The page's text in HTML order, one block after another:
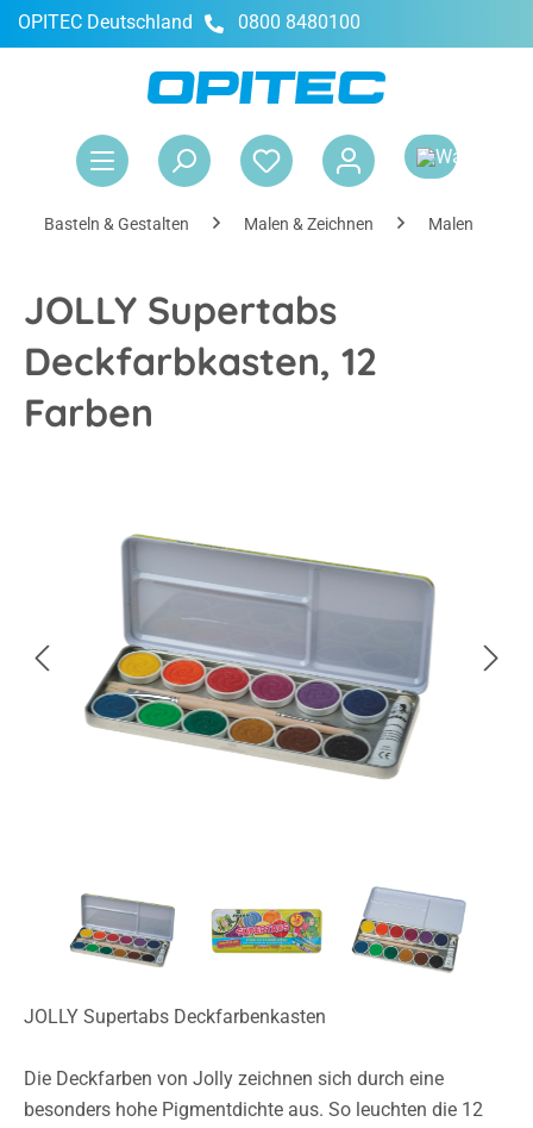
springen
OPITEC Deutschland 0800 8480100
Basteln & Gestalten Malen & Zeichnen Malen
JOLLY Supertabs
Deckfarbkasten, 12
Farben
JOLLY Supertabs Deckfarbenkasten
Die Deckfarben von Jolly zeichnen sich durch eine
besonders hohe Pigmentdichte aus. So leuchten die 12